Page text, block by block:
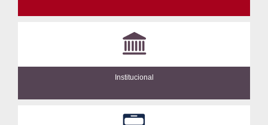
Institucional